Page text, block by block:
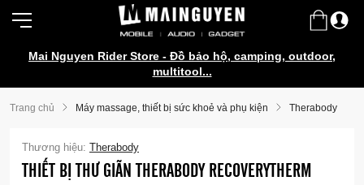
Mai Nguyen Rider Store - Đồ bảo hộ, camping, outdoor,
multitool...
Trang chủ Máy massage, thiết bị sức khoẻ và phụ kiện Therabody
Thương hiệu: Therabody
THIẾT BỊ THƯ GIÃN THERABODY RECOVERYTHERM